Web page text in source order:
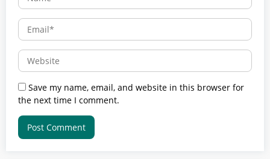
Save my name, email, and website in this browser for
the next time I comment.